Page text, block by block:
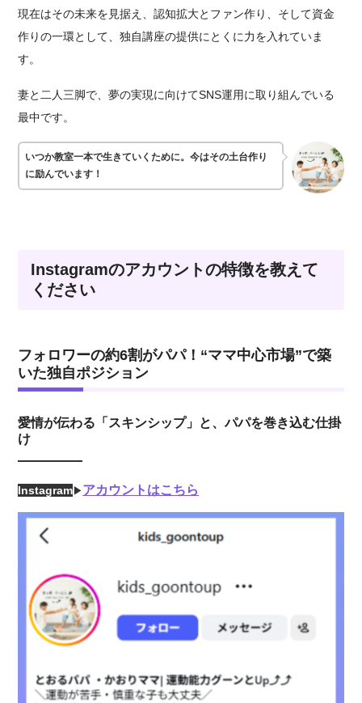
現在はその未来を見据え、認知拡大とファン作り、そして資金
作りの一環として、独自講座の提供にとくに力を入れていま
す。
妻と二人三脚で、夢の実現に向けてSNS運用に取り組んでいる
最中です。
いつか教室一本で生きていくために。今はその土台作り
に励んでいます！
Instagramのアカウントの特徴を教えて
ください
フォロワーの約6割がパパ！“ママ中心市場”で築
いた独自ポジション
愛情が伝わる「スキンシップ」と、パパを巻き込む仕掛
け
Instagram▶アカウントはこちら